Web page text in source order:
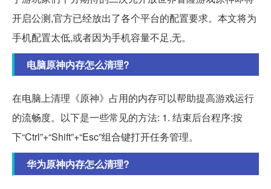
开启公测,官方已经放出了各个平台的配置要求。本文将为
手机配置太低,或者因为手机容量不足,无。
电脑原神内存怎么清理?
在电脑上清理《原神》占用的内存可以帮助提高游戏运行
的流畅度。以下是一些常见的方法: 1. 结束后台程序:按
下“Ctrl”+“Shift”+“Esc”组合键打开任务管理。
华为原神内存怎么清理?